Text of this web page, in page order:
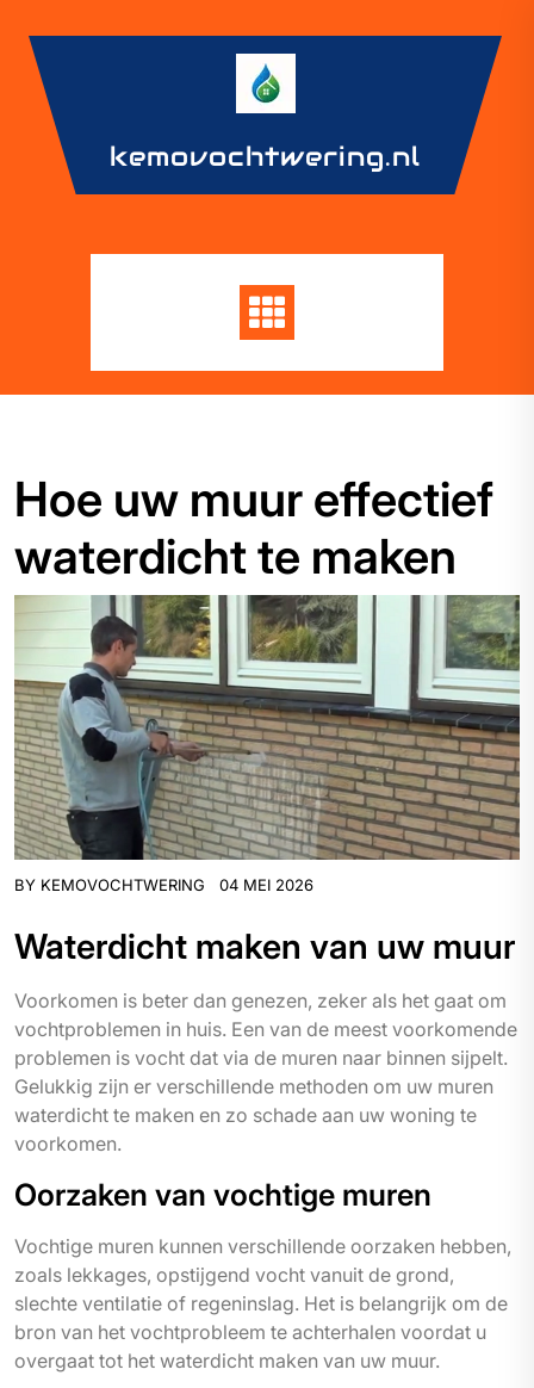
content
kemovochtwering.nl
Hoe uw muur effectief
waterdicht te maken
BY KEMOVOCHTWERING 04 MEI 2026
Waterdicht maken van uw muur
Voorkomen is beter dan genezen, zeker als het gaat om
vochtproblemen in huis. Een van de meest voorkomende
problemen is vocht dat via de muren naar binnen sijpelt.
Gelukkig zijn er verschillende methoden om uw muren
waterdicht te maken en zo schade aan uw woning te
voorkomen.
Oorzaken van vochtige muren
Vochtige muren kunnen verschillende oorzaken hebben,
zoals lekkages, opstijgend vocht vanuit de grond,
slechte ventilatie of regeninslag. Het is belangrijk om de
bron van het vochtprobleem te achterhalen voordat u
overgaat tot het waterdicht maken van uw muur.